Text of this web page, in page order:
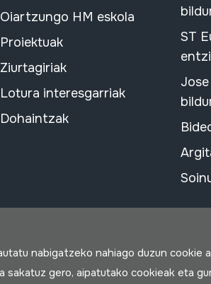
Oiartzungo HM eskola
Proiektuak
Ziurtagiriak
Lotura interesgarriak
Dohaintzak
ST
nabigatzeko nahiago duzun
gero, aipatutako cookieak eta